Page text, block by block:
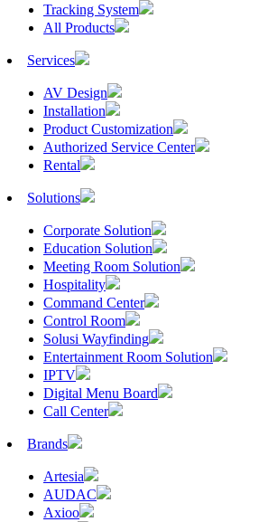
Tracking System
All Products
Services
AV Design
Installation
Product Customization
Authorized Service Center
Rental
Solutions
Corporate Solution
Education Solution
Meeting Room Solution
Hospitality
Command Center
Control Room
Solusi Wayfinding
Entertainment Room Solution
IPTV
Digital Menu Board
Call Center
Brands
Artesia
AUDAC
Axioo